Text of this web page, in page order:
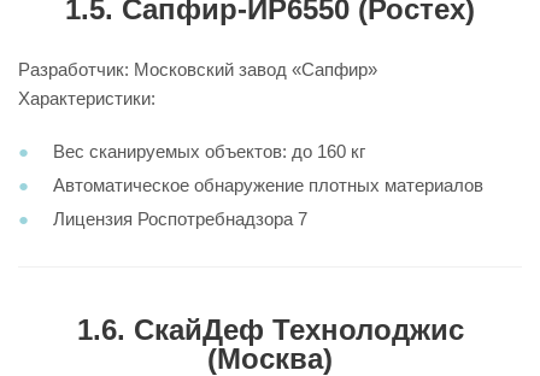
1.5. Сапфир-ИР6550 (Ростех)
Разработчик: Московский завод «Сапфир»
Характеристики:
Вес сканируемых объектов: до 160 кг
Автоматическое обнаружение плотных материалов
Лицензия Роспотребнадзора 7
1.6. СкайДеф Технолоджис
(Москва)